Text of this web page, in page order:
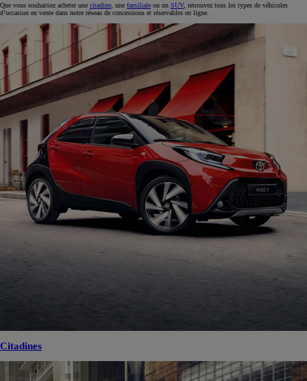
Que vous souhaitiez acheter une citadine , une familiale ou un SUV, retrouvez tous les types de véhicules
d’occasion en vente dans notre réseau de concessions et réservables en ligne.
Citadines